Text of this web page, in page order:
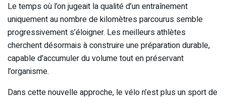
Le temps où l’on jugeait la qualité d’un entraînement
uniquement au nombre de kilomètres parcourus semble
progressivement s’éloigner. Les meilleurs athlètes
cherchent désormais à construire une préparation durable,
capable d’accumuler du volume tout en préservant
l’organisme.
Dans cette nouvelle approche, le vélo n’est plus un sport de